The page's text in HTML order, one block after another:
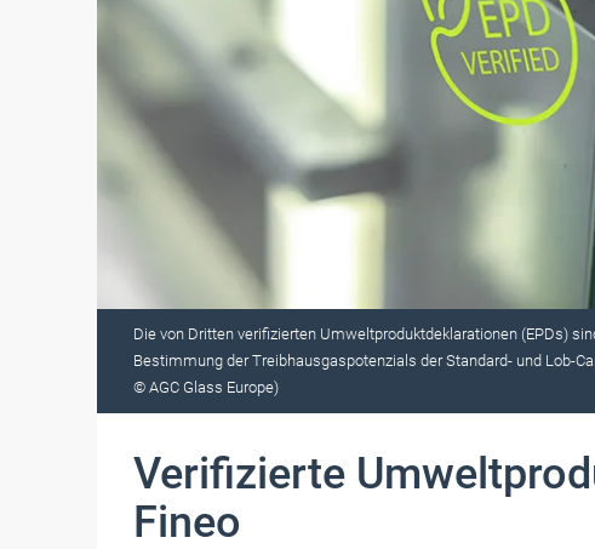
Die von Dritten verifizierten Umweltproduktdeklarationen (EPDs)
Bestimmung der Treibhausgaspotenzials der Standard- und Lob-
© AGC Glass Europe)
Verifizierte
Fineo